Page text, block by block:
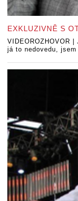
EXKLUZIVNĚ S
VIDEOROZHOVOR
já to nedovedu, jsem